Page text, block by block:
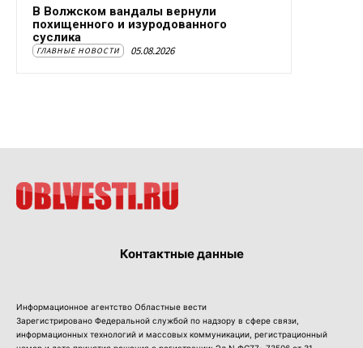
В Волжском вандалы вернули
похищенного и изуродованного
суслика
ГЛАВНЫЕ НОВОСТИ 05.08.2026
Контактные данные
Информационное агентство Областные вести
Зарегистрировано Федеральной службой по надзору в сфере связи,
информационных технологий и массовых коммуникации, регистрационный